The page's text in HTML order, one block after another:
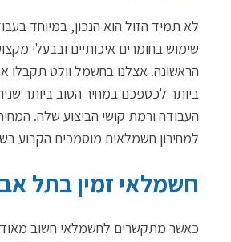
לא תמיד הזול הוא הנכון, במיוחד
שימוש בחומרים איכותיים ובבעלי
הראשונה. אצלנו בחשמל וולט תקבלו
ביותר לכספכם במחיר הטוב ביותר
העבודה ורמת קושי הביצוע שלה.
למחירון חשמלאים מוסמכים הקבוע
חשמלאי זמין בתל
כאשר ‏מתקשרים לחשמלאי חשוב מאוד